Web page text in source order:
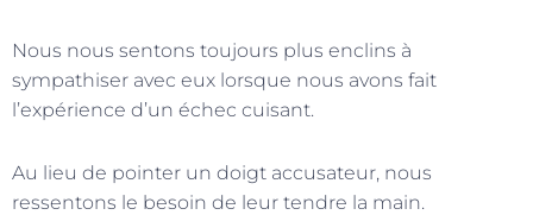
Nous nous sentons toujours plus enclins à
sympathiser avec eux lorsque nous avons fait
l’expérience d’un échec cuisant.
Au lieu de pointer un doigt accusateur, nous
ressentons le besoin de leur tendre la main.